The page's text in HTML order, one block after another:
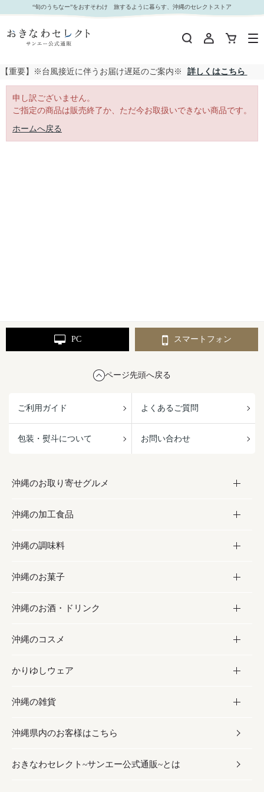
｜おきなわセレクト サンエー公式通販
“旬のうちなー”をおすそわけ 旅するように暮らす、沖縄のセレクトストア
【重要】※台風接近に伴うお届け遅延のご案内※ 詳しくはこちら
申し訳ございません。
ご指定の商品は販売終了か、ただ今お取扱いできない商品です。
ホームへ戻る
PC スマートフォン
ページ先頭へ戻る
ご利用ガイド よくあるご質問
包装・熨斗について お問い合わせ
沖縄のお取り寄せグルメ
お取り寄せグルメ
フルーツ・野菜
お肉
海産物
沖縄の加工食品
加工食品
缶詰／パウチ
沖縄料理
沖縄そば／乾麺
レトルト食品
乾物／粉類
沖縄の調味料
調味料
砂糖／黒砂糖
塩
お酢／ドレッシング
しょうゆ
みそ
だし／スパイス／島唐辛子
沖縄のお菓子
お菓子
黒糖
ちんすこう
伝統菓子
スナック
おつまみ
沖縄のお酒・ドリンク
お酒・ドリンク
泡盛
ビール・チューハイ
ワイン・ウィスキー・カクテル
ドリンク
沖縄のコスメ
コスメ
スキンケア
ボディケア
ヘアケア
かりゆしウェア
かりゆしウェア
メンズ
レディース
沖縄の雑貨
雑貨
沖縄ファッション
沖縄県内のお客様はこちら
おきなわセレクト~サンエー公式通販~とは